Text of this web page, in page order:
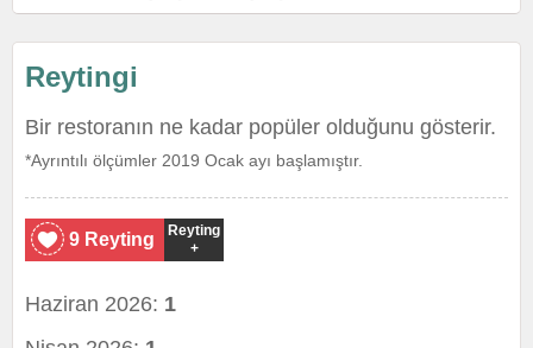
Reytingi
Bir restoranın ne kadar popüler olduğunu gösterir.
*Ayrıntılı ölçümler 2019 Ocak ayı başlamıştır.
9 Reyting
Reyting
+
Haziran 2026: 1